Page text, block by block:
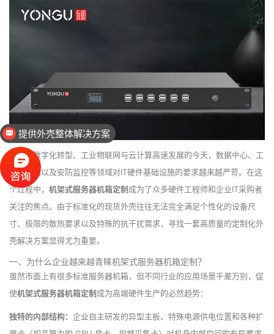
在企业数字化转型、工业物联网与云计算高速发展的今天，数据中心、工
控自动化以及安防监控等领域对IT硬件基础设施的要求越来越严苛。在这
个过程中， 机架式服务器机箱定制成为了众多硬件工程师和企业IT采购者
关注的焦点。由于标准化的现货外壳往往无法完全满足个性化的设备尺
寸、极限的散热要求以及特殊的抗干扰需求，寻找一套高质量的定制化外
壳解决方案显得尤为重要。
一、为什么企业越来越青睐机架式服务器机箱定制？
虽然市面上有很多标准服务器机箱，但不同行业的应用场景千差万别，促
使机架式服务器机箱定制成为高端硬件生产的必然趋势：
独特的内部结构： 企业自主研发的异型主板、特殊电源供电位置和各种扩
提供外壳整体解决方案
工业设计、二次设计